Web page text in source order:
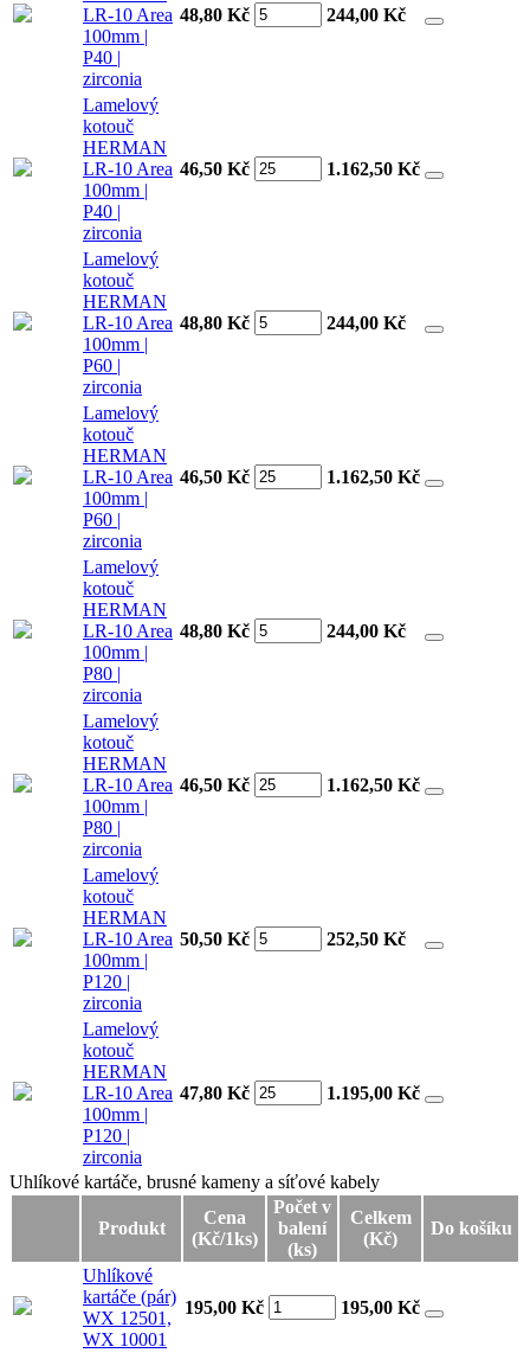
LR-10 Area
100mm |
P40 |
zirconia
48,80 Kč 244,00 Kč
Lamelový
kotouč
HERMAN
LR-10 Area
100mm |
P40 |
zirconia
46,50 Kč 1.162,50 Kč
Lamelový
kotouč
HERMAN
LR-10 Area
100mm |
P60 |
zirconia
48,80 Kč 244,00 Kč
Lamelový
kotouč
HERMAN
LR-10 Area
100mm |
P60 |
zirconia
46,50 Kč 1.162,50 Kč
Lamelový
kotouč
HERMAN
LR-10 Area
100mm |
P80 |
zirconia
48,80 Kč 244,00 Kč
Lamelový
kotouč
HERMAN
LR-10 Area
100mm |
P80 |
zirconia
46,50 Kč 1.162,50 Kč
Lamelový
kotouč
HERMAN
LR-10 Area
100mm |
P120 |
zirconia
50,50 Kč 252,50 Kč
Lamelový
kotouč
HERMAN
LR-10 Area
100mm |
P120 |
zirconia
47,80 Kč 1.195,00 Kč
Uhlíkové kartáče, brusné kameny a síťové kabely
Uhlíkové kartáče, brusné kameny a síťové kabely
Produkt
Cena
(Kč/1ks)
Počet v
balení
(ks)
Celkem
(Kč)
Do košíku
Uhlíkové
kartáče (pár)
WX 12501,
WX 10001
195,00 Kč 195,00 Kč